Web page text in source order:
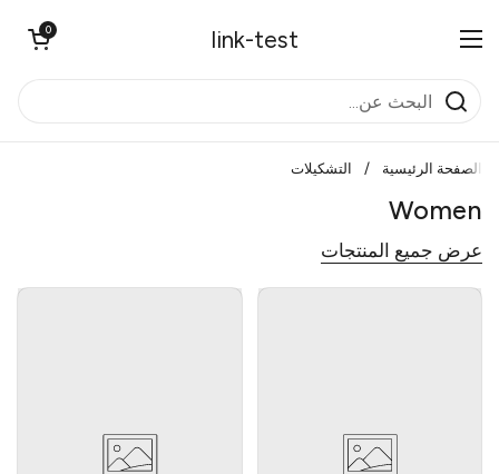
link-test فتح القائمة
فتح العربة
0
الصفحة الرئيسية / التشكيلات
Women
عرض جميع المنتجات